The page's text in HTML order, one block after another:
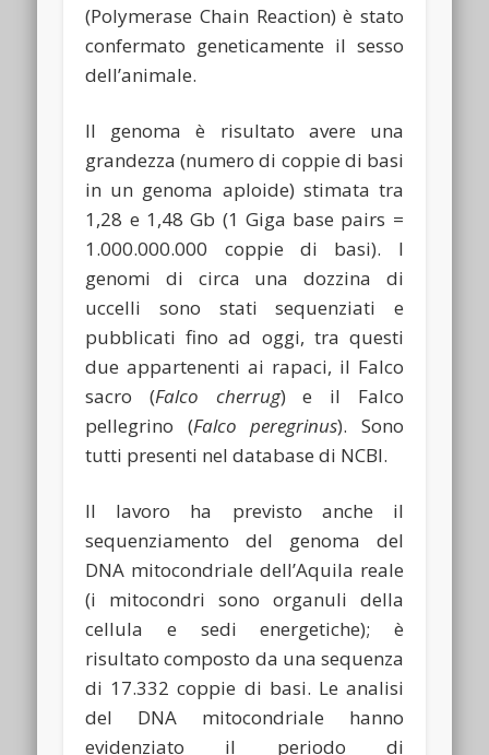
(Polymerase Chain Reaction) è stato
confermato geneticamente il sesso
dell’animale.
Il genoma è risultato avere una
grandezza (numero di coppie di basi
in un genoma aploide) stimata tra
1,28 e 1,48 Gb (1 Giga base pairs =
1.000.000.000 coppie di basi). I
genomi di circa una dozzina di
uccelli sono stati sequenziati e
pubblicati fino ad oggi, tra questi
due appartenenti ai rapaci, il Falco
sacro (Falco cherrug) e il Falco
pellegrino (Falco peregrinus). Sono
tutti presenti nel database di NCBI.
Il lavoro ha previsto anche il
sequenziamento del genoma del
DNA mitocondriale dell’Aquila reale
(i mitocondri sono organuli della
cellula e sedi energetiche); è
risultato composto da una sequenza
di 17.332 coppie di basi. Le analisi
del DNA mitocondriale hanno
evidenziato il periodo di